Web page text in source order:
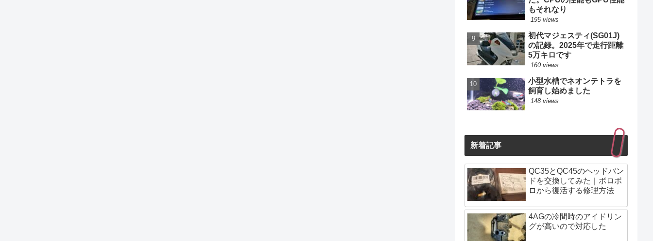
もそれなり
195 views
初代マジェスティ(SG01J)
の記録。2025年で走行距離
5万キロです
160 views
小型水槽でネオンテトラを
飼育し始めました
148 views
新着記事
QC35とQC45のヘッドバン
ドを交換してみた｜ボロボ
ロから復活する修理方法
4AGの冷間時のアイドリン
グが高いので対応した